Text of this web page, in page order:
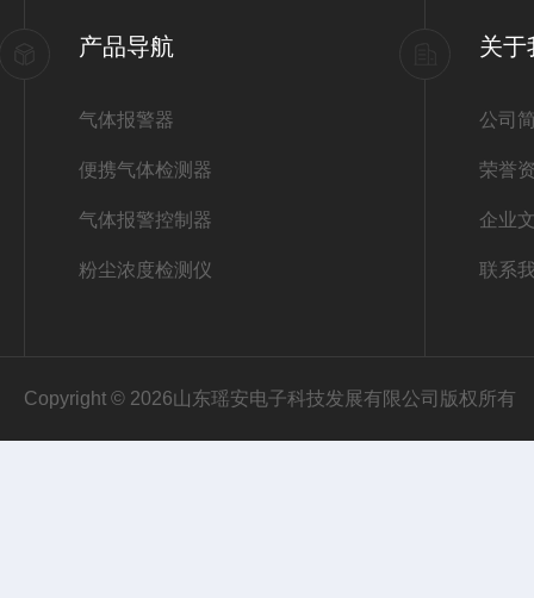
产品导航
气体报警器
便携气体检测器
气体报警控制器
粉尘浓度检测仪
关于
公司
荣誉
企业
联系
Copyright © 2026山东瑶安电子科技发展有限公司版权所有